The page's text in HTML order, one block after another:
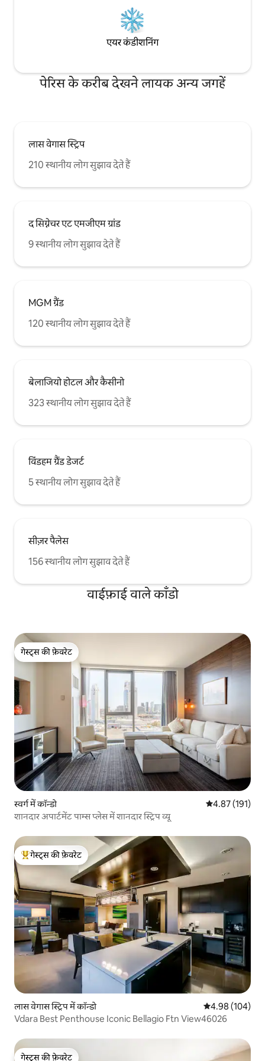
एयर कंडीशनिंग
पेरिस के करीब देखने लायक अन्य जगहें
लास वेगास स्ट्रिप
210 स्थानीय लोग सुझाव देते हैं
द सिग्नेचर एट एमजीएम ग्रांड
9 स्थानीय लोग सुझाव देते हैं
MGM ग्रैंड
120 स्थानीय लोग सुझाव देते हैं
बेलाजियो होटल और कैसीनो
323 स्थानीय लोग सुझाव देते हैं
विंडहम ग्रैंड डेजर्ट
5 स्थानीय लोग सुझाव देते हैं
सीज़र पैलेस
156 स्थानीय लोग सुझाव देते हैं
वाईफ़ाई वाले काँडो
गेस्ट्स की फ़ेवरेट
गेस्ट्स की फ़ेवरेट
स्वर्ग में कॉन्डो औसत रेटिंग 5 में से
4.87 (191)
शानदार अपार्टमेंट पाम्स प्लेस में शानदार स्ट्रिप व्यू
गेस्ट्स का टॉप फ़ेवरेट
गेस्ट्स की फ़ेवरेट
लास वेगास स्ट्रिप में कॉन्डो औसत रेटिंग 5 में से
4.98 (104)
Vdara Best Penthouse Iconic Bellagio Ftn View46026
गेस्ट्स की फ़ेवरेट